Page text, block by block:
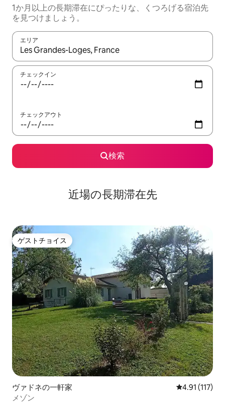
1か月以上の長期滞在にぴったりな、くつろげる宿泊先
を見つけましょう。
エリア
検索結果が表示されたら、上下の矢印キーを使って移動するか
チェックイン
チェックアウト
検索
近場の長期滞在先
ゲストチョイス
ゲストチョイス
ヴァドネの一軒家 レビュー117
4.91 (117)
メゾン